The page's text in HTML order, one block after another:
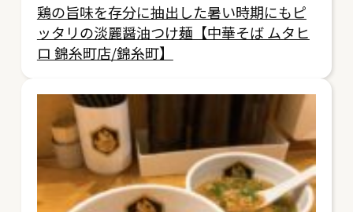
鶏の旨味を存分に抽出した暑い時期にもピ
ッタリの淡麗醤油つけ麺【中華そば ムタヒ
ロ 錦糸町店/錦糸町】